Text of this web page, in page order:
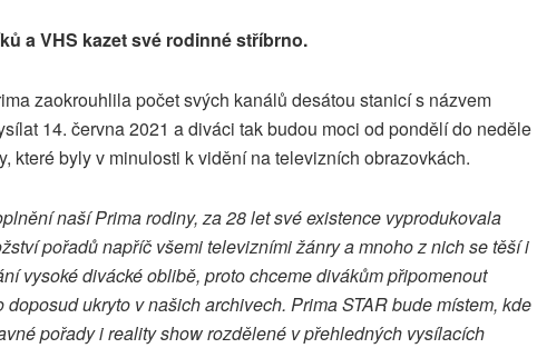
a VHS kazet své rodinné stříbrno.
zaokrouhlila počet svých kanálů desátou stanicí s názvem
14. června 2021 a diváci tak budou moci od pondělí do neděle
které byly v minulosti k vidění na televizních obrazovkách.
naší Prima rodiny, za 28 let své existence vyprodukovala
pořadů napříč všemi televizními žánry a mnoho z nich se těší i
vysoké divácké oblibě, proto chceme divákům připomenout
ukryto v našich archivech. Prima STAR bude místem, kde
pořady i reality show rozdělené v přehledných vysílacích